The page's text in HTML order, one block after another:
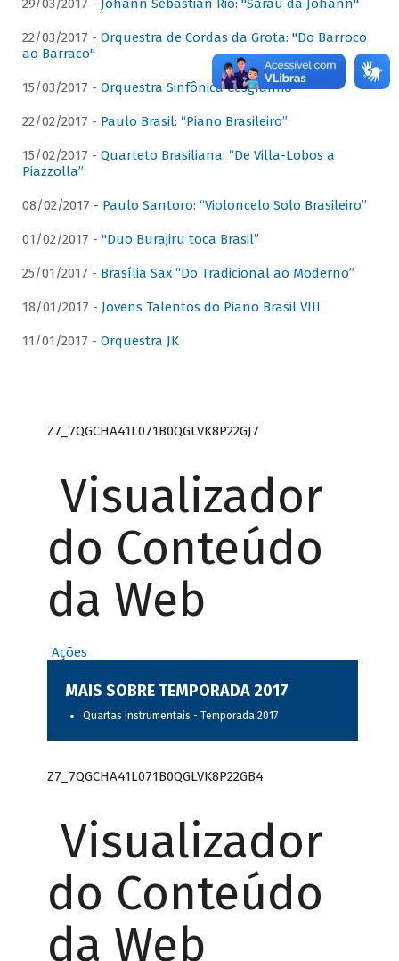
29/03/2017 - Johann Sebastian Rio: "Sarau da Johann"
22/03/2017 - Orquestra de Cordas da Grota: "Do Barroco
ao Barraco"
15/03/2017 - Orquestra Sinfônica Cesgranrio
22/02/2017 - Paulo Brasil: “Piano Brasileiro”
15/02/2017 - Quarteto Brasiliana: “De Villa-Lobos a
Piazzolla”
08/02/2017 - Paulo Santoro: “Violoncelo Solo Brasileiro”
01/02/2017 - "Duo Burajiru toca Brasil”
25/01/2017 - Brasília Sax “Do Tradicional ao Moderno”
18/01/2017 - Jovens Talentos do Piano Brasil VIII
11/01/2017 - Orquestra JK
Z7_7QGCHA41L071B0QGLVK8P22GJ7
Visualizador
do Conteúdo
da Web
Ações
MAIS SOBRE TEMPORADA 2017
Quartas Instrumentais - Temporada 2017
Z7_7QGCHA41L071B0QGLVK8P22GB4
Visualizador
do Conteúdo
da Web